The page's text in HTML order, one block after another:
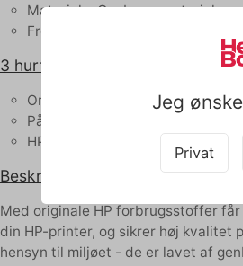
Jeg
Privat
Materiale: Genbrugsmateriale
Fremragende kvalitet print
3 hurtige:
Originale HP forbrugsstoffer
Pålidelig drift og enestående HP
HP forbrugsstoffer er designet
Beskrivelse:
Med originale HP forbrugsstoffer
din HP-printer, og sikrer høj kvalitet
hensyn til miljøet - de er lavet af